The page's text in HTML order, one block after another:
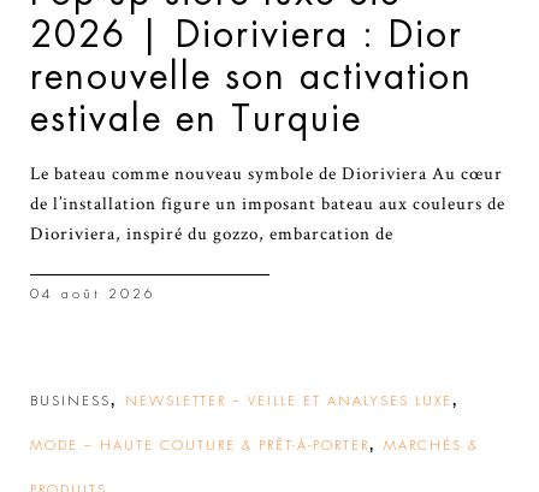
2026 | Dioriviera : Dior
renouvelle son activation
estivale en Turquie
Le bateau comme nouveau symbole de Dioriviera Au cœur
de l’installation figure un imposant bateau aux couleurs de
Dioriviera, inspiré du gozzo, embarcation de
04 août 2026
BUSINESS, NEWSLETTER – VEILLE ET ANALYSES LUXE ,
MODE – HAUTE COUTURE & PRÊT-À-PORTER, MARCHÉS &